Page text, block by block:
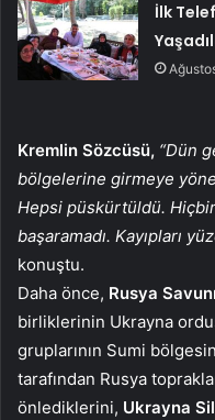
İlk
Kremlin Sözcüsü, “Dün
bölgelerine girmeye
Hepsi püskürtüldü. Hiçbir
başaramadı. Kayıpları
konuştu.
Daha önce, Rusya
birliklerinin Ukrayna
gruplarının Sumi
tarafından Rusya
önlediklerini, Ukrayna